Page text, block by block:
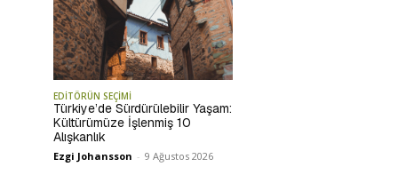
EDİTÖRÜN SEÇİMİ
Türkiye’de Sürdürülebilir Yaşam:
Kültürümüze İşlenmiş 10
Alışkanlık
Ezgi Johansson - 9 Ağustos 2026